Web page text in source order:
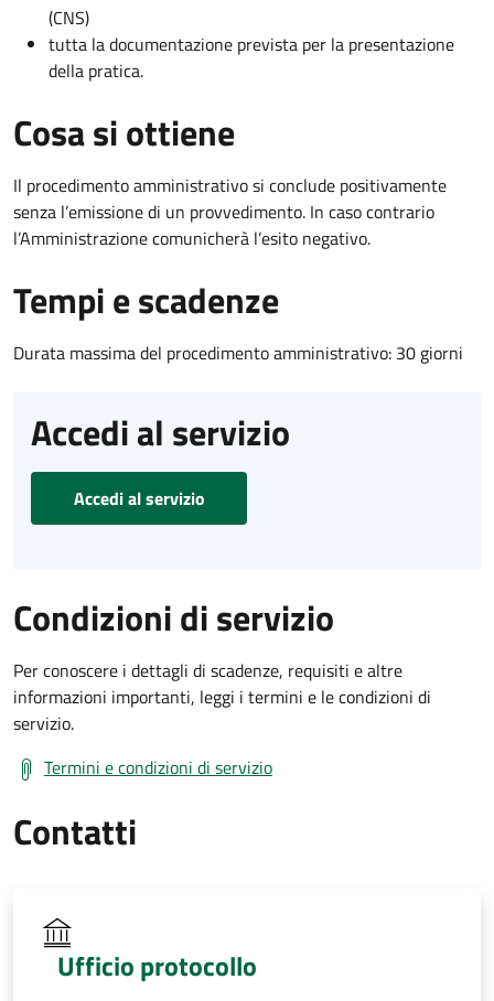
(CNS)
tutta la documentazione prevista per la presentazione
della pratica.
Cosa si ottiene
Il procedimento amministrativo si conclude positivamente
senza l’emissione di un provvedimento. In caso contrario
l’Amministrazione comunicherà l’esito negativo.
Tempi e scadenze
Durata massima del procedimento amministrativo: 30 giorni
Accedi al servizio
Accedi al servizio
Condizioni di servizio
Per conoscere i dettagli di scadenze, requisiti e altre
informazioni importanti, leggi i termini e le condizioni di
servizio.
Termini e condizioni di servizio
Contatti
Ufficio protocollo